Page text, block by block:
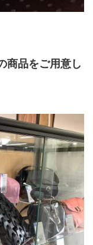
商品をご用意し